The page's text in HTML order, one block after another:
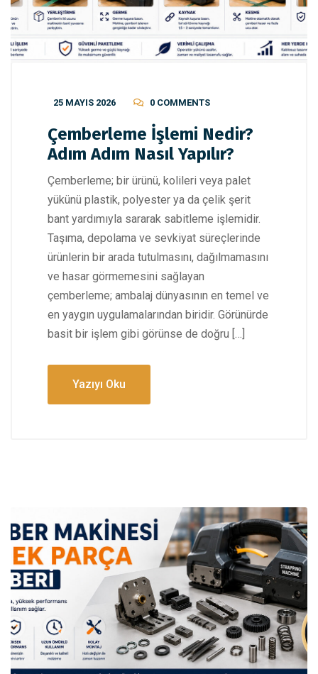
25 MAYIS 2026 0 COMMENTS
Çemberleme İşlemi Nedir?
Adım Adım Nasıl Yapılır?
Çemberleme; bir ürünü, kolileri veya palet
yükünü plastik, polyester ya da çelik şerit
bant yardımıyla sararak sabitleme işlemidir.
Taşıma, depolama ve sevkiyat süreçlerinde
ürünlerin bir arada tutulmasını, dağılmamasını
ve hasar görmemesini sağlayan
çemberleme; ambalaj dünyasının en temel ve
en yaygın uygulamalarından biridir. Görünürde
basit bir işlem gibi görünse de doğru […]
Yazıyı Oku